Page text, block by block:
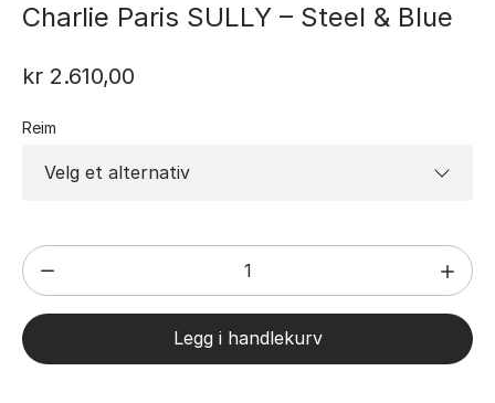
Charlie Paris SULLY – Steel & Blue
kr 2.610,00
Reim
Charlie
Paris
SULLY
-
Legg i handlekurv